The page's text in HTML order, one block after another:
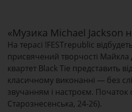
«Музика Michael Jackson
На терасі !FESTrepublic
присвячений творчості
квартет Black Tie представить
класичному виконанні — без
звучанням і настроєм. Початок
Старознесенська, 24-26).